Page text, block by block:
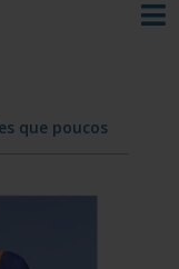

que poucos